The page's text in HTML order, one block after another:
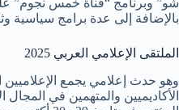
شو” وبرنامج “قناة خمس نجوم”
بالإضافة إلى عدة برامج سياسية
الملتقى الإعلامي العربي 2025
وهو حدث إعلامي يجمع